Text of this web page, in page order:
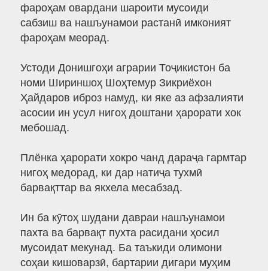
фароҳам овардани шароити мусоиди
сабзиш ва нашъунамои растанӣ имконият
фароҳам меорад.
Устоди Донишгоҳи аграрии Тоҷикистон ба
номи Шириншоҳ Шоҳтемур Зикриёхон
Ҳайдаров иброз намуд, ки яке аз афзалияти
асосии ин усул нигоҳ доштани ҳарорати хок
мебошад.
Плёнка ҳарорати хокро чанд дараҷа гармтар
нигоҳ медорад, ки дар натиҷа тухмӣ
барвақттар ва якхела месабзад.
Ин ба кӯтоҳ шудани давраи нашъунамои
пахта ва барвақт пухта расидани ҳосил
мусоидат мекунад. Ба таъкиди олимони
соҳаи кишоварзӣ, бартарии дигари муҳим